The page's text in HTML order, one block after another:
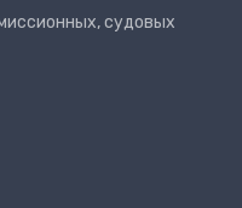
судовых